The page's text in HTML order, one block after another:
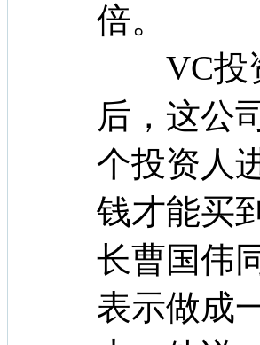
倍。
VC投资
后，这公
个投资人
钱才能买
长曹国伟
表示做成